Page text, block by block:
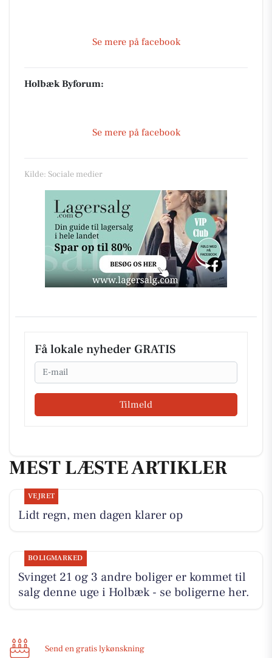
Se mere på facebook
Holbæk Byforum:
Se mere på facebook
Kilde: Sociale medier
Få lokale nyheder GRATIS
Email
Tilmeld
MEST LÆSTE ARTIKLER
VEJRET
Lidt regn, men dagen klarer op
BOLIGMARKED
Svinget 21 og 3 andre boliger er kommet til
salg denne uge i Holbæk - se boligerne her.
Send en gratis lykønskning